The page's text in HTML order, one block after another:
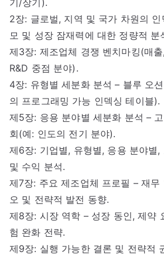
2장: 글로벌, 지역 및 국가 차원의
모 및 성장 잠재력에 대한 정량적 분
제3장: 제조업체 경쟁 벤치마킹(매
R&D 중점 분야).
4장: 유형별 세분화 분석 – 블루 오
의 프로그래밍 가능 인덱싱 테이블).
제5장: 응용 분야별 세분화 분석 –
회(예: 인도의 전기 분야).
제6장: 기업별, 유형별, 응용 분야별,
및 수익 분석.
제7장: 주요 제조업체 프로필 – 재무
오 및 전략적 발전 동향.
제8장: 시장 역학 – 성장 동인, 제약
험 완화 전략.
제9장: 실행 가능한 결론 및 전략적